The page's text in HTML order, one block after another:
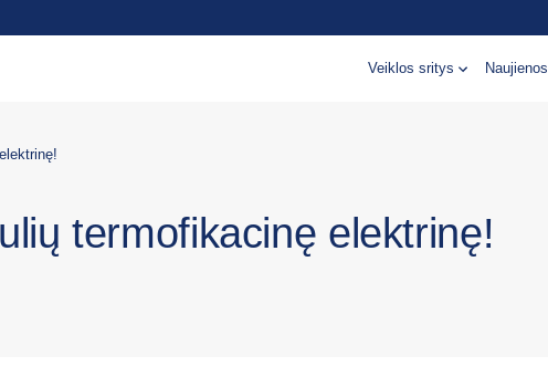
Veiklos sritys Naujienos
termofikacinę elektrinę!